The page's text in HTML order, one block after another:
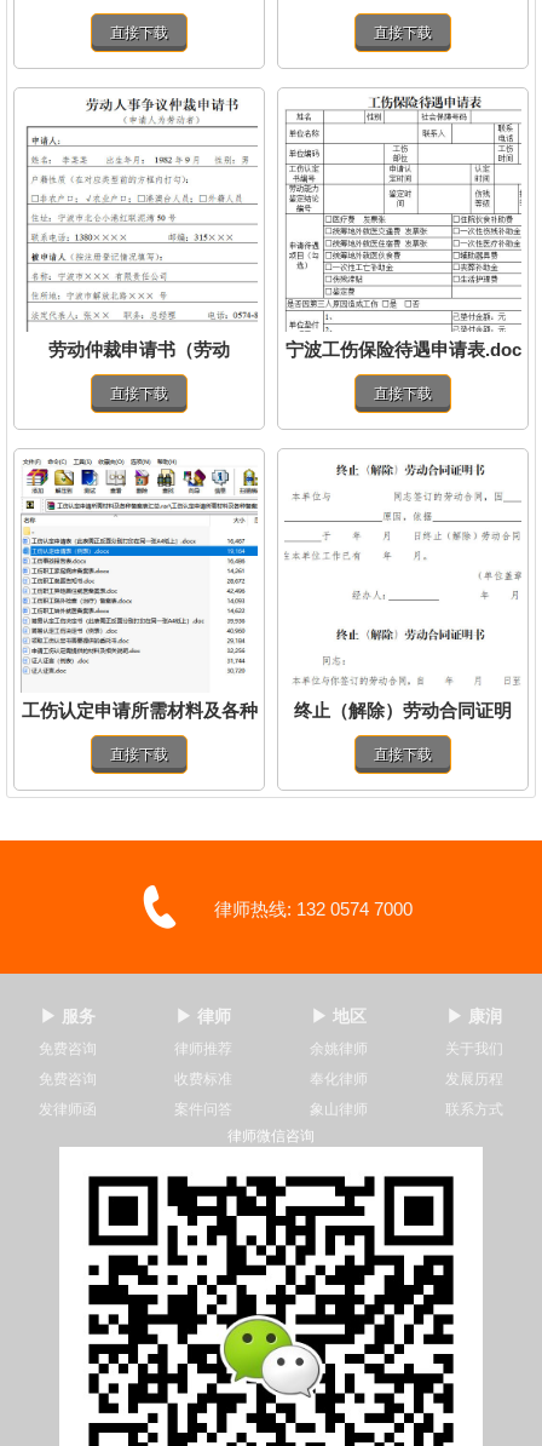
险待遇）.doc
直接下载 直接下载
劳动仲裁申请书（劳动
者）.doc
直接下载
宁波工伤保险待遇申请表.doc
直接下载
工伤认定申请所需材料及各种
备案表汇总.rar
直接下载
终止（解除）劳动合同证明
书.doc
直接下载
律师热线: 132 0574 7000
▶ 服务
免费咨询
免费咨询
发律师函
▶ 律师
律师推荐
收费标准
案件问答
▶ 地区
余姚律师
奉化律师
象山律师
▶ 康润
关于我们
发展历程
联系方式
律师微信咨询